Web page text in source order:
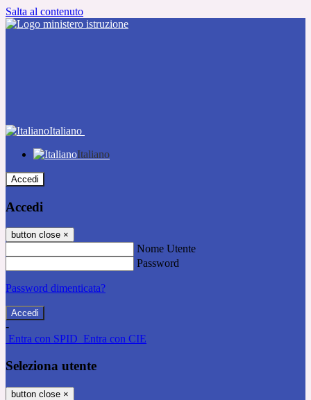
Salta al contenuto
Italiano
Italiano
Accedi
Accedi
button close ×
Nome Utente
Password
Password dimenticata?
-
Entra con SPID Entra con CIE
Seleziona utente
button close ×